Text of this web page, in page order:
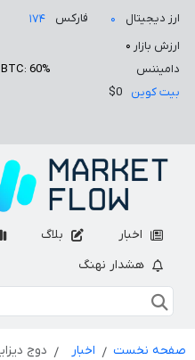
ارز دیجیتال ۰ فارکس
۱۷۴
ارزش بازار ۰
دامیننس
BTC: 60%
بیت کوین
$0
اخبار بلاگ
هشدار نهنگ
صفحه نخست اخبار دوج